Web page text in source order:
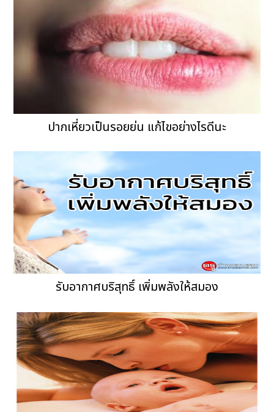
ปากเหี่ยวเป็นรอยย่น แก้ไขอย่างไรดีนะ
รับอากาศบริสุทธิ์ เพิ่มพลังให้สมอง